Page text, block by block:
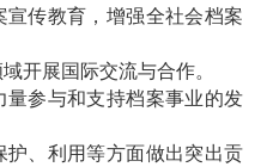
宣传教育，增强全社会档案
开展国际交流与合作。
参与和支持档案事业的发
护、利用等方面做出突出贡